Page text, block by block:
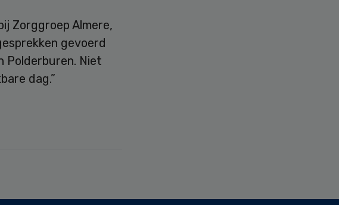
Zorggroep Almere,
gevoerd
Polderburen. Niet
dag.”